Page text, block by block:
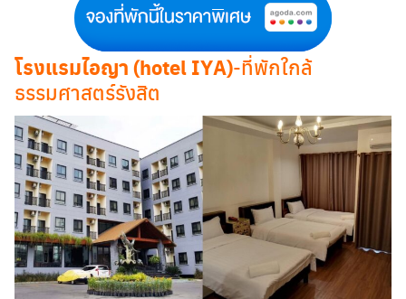
Search
for:
โรงแรมไอญา (hotel IYA)-ที่พักใกล้
ธรรมศาสตร์รังสิต